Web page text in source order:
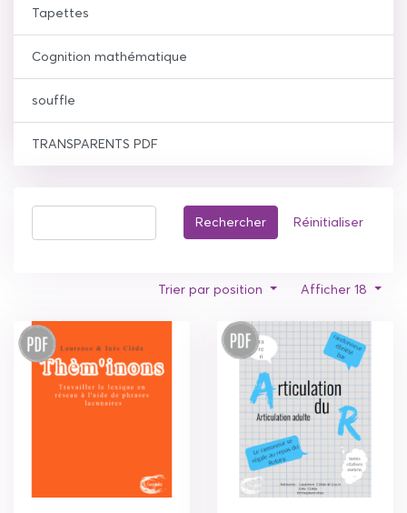
Tapettes
Cognition mathématique
souffle
TRANSPARENTS PDF
Rechercher Réinitialiser
Afficher 18
Trier par position